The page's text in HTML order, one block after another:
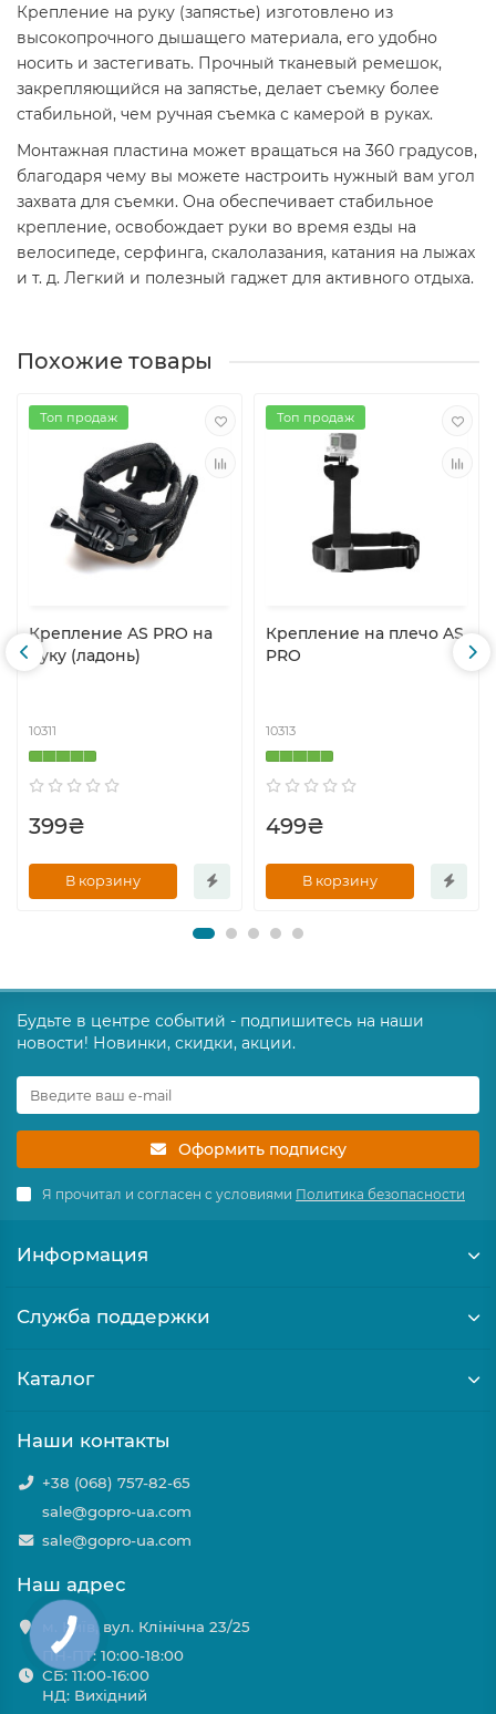
Крепление на руку (запястье) изготовлено из
высокопрочного дышащего материала, его удобно
носить и застегивать. Прочный тканевый ремешок,
закрепляющийся на запястье, делает съемку более
стабильной, чем ручная съемка с камерой в руках.
Монтажная пластина может вращаться на 360 градусов,
благодаря чему вы можете настроить нужный вам угол
захвата для съемки. Она обеспечивает стабильное
крепление, освобождает руки во время езды на
велосипеде, серфинга, скалолазания, катания на лыжах
и т. д. Легкий и полезный гаджет для активного отдыха.
Похожие товары
Топ продаж
Крепление AS PRO на
руку (ладонь)
10311
399₴
В корзину
Топ продаж
Крепление на плечо AS
PRO
10313
499₴
В корзину
Будьте в центре событий - подпишитесь на наши
новости! Новинки, скидки, акции.
Оформить подписку
Я прочитал и согласен с условиями Политика безопасности
Информация
Служба поддержки
Каталог
Наши контакты
+38 (068) 757-82-65
sale@gopro-ua.com
sale@gopro-ua.com
Наш адрес
м. Київ, вул. Клінічна 23/25
ПН-ПТ: 10:00-18:00
СБ: 11:00-16:00
НД: Вихідний